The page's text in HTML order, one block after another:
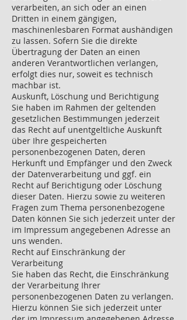
verarbeiten, an sich oder an einen
Dritten in einem gängigen,
maschinenlesbaren Format aushändigen
zu lassen. Sofern Sie die direkte
Übertragung der Daten an einen
anderen Verantwortlichen verlangen,
erfolgt dies nur, soweit es technisch
machbar ist.
Auskunft, Löschung und Berichtigung
Sie haben im Rahmen der geltenden
gesetzlichen Bestimmungen jederzeit
das Recht auf unentgeltliche Auskunft
über Ihre gespeicherten
personenbezogenen Daten, deren
Herkunft und Empfänger und den Zweck
der Datenverarbeitung und ggf. ein
Recht auf Berichtigung oder Löschung
dieser Daten. Hierzu sowie zu weiteren
Fragen zum Thema personenbezogene
Daten können Sie sich jederzeit unter der
im Impressum angegebenen Adresse an
uns wenden.
Recht auf Einschränkung der
Verarbeitung
Sie haben das Recht, die Einschränkung
der Verarbeitung Ihrer
personenbezogenen Daten zu verlangen.
Hierzu können Sie sich jederzeit unter